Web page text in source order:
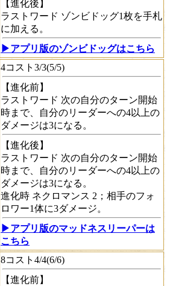
【進化後】
ラストワード ゾンビドッグ1枚を手札
に加える。
▶アプリ版のゾンビドッグはこちら
4コスト3/3(5/5)
【進化前】
ラストワード 次の自分のターン開始
時まで、自分のリーダーへの4以上の
ダメージは3になる。
【進化後】
ラストワード 次の自分のターン開始
時まで、自分のリーダーへの4以上の
ダメージは3になる。
進化時 ネクロマンス 2；相手のフォ
ロワー1体に3ダメージ。
▶アプリ版のマッドネスリーパーは
こちら
8コスト4/4(6/6)
【進化前】